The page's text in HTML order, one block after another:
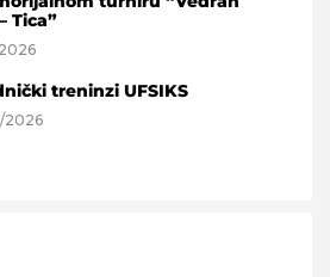
Tica”
treninzi UFSIKS
2026